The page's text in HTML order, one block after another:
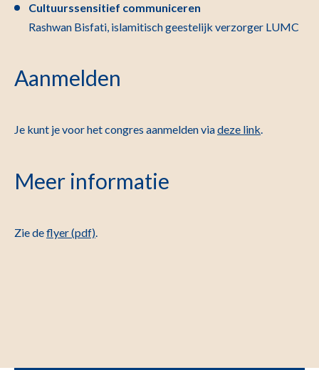
Cultuurssensitief communiceren
Rashwan Bisfati, islamitisch geestelijk verzorger LUMC
Aanmelden
Je kunt je voor het congres aanmelden viadeze link.
Meer informatie
Zie deflyer (pdf).